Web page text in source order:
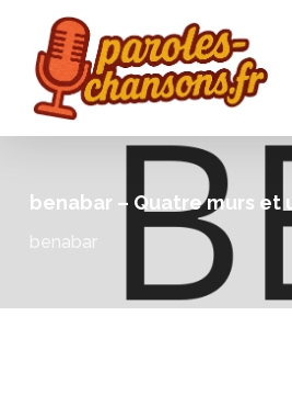
main
content
benabar – Quatre murs et
benabar